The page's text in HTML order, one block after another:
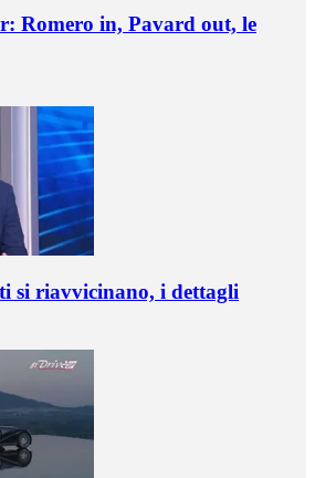
Romero in, Pavard out, le
si riavvicinano, i dettagli